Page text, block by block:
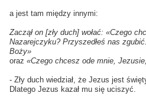
a jest tam między innymi:
Zaczął on [zły duch] wołać: «Czego
Nazarejczyku? Przyszedłeś nas
Boży»
oraz«Czego chcesz ode mnie,
- Zły duch wiedział, że Jezus jest
Dlatego Jezus kazał mu się uciszyć.